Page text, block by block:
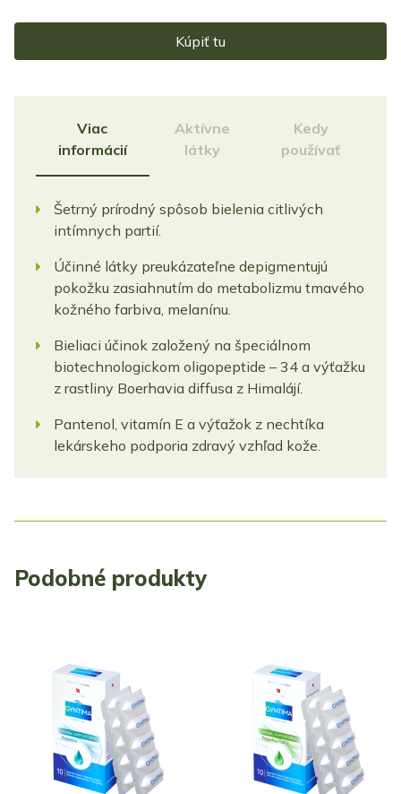
Kúpiť tu
Viac
informácií
Aktívne
látky
Kedy
používať
Šetrný prírodný spôsob bielenia citlivých
intímnych partií.
Účinné látky preukázateľne depigmentujú
pokožku zasiahnutím do metabolizmu tmavého
kožného farbiva, melanínu.
Bieliaci účinok založený na špeciálnom
biotechnologickom oligopeptide – 34 a výťažku
z rastliny Boerhavia diffusa z Himalájí.
Pantenol, vitamín E a výťažok z nechtíka
lekárskeho podporia zdravý vzhľad kože.
Podobné produkty